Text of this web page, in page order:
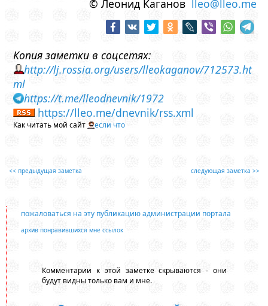
© Леонид Каганов lleo@lleo.me
Копия заметки в соцсетях:
http://lj.rossia.org/users/lleokaganov/712573.ht
ml
https://t.me/lleodnevnik/1972
https://lleo.me/dnevnik/rss.xml
Как читать мой сайт если что
<< предыдущая заметка следующая заметка >>
пожаловаться на эту публикацию администрации портала
архив понравившихся мне ссылок
Комментарии к этой заметке скрываются - они
будут видны только вам и мне.